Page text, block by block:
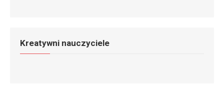
Kreatywni nauczyciele